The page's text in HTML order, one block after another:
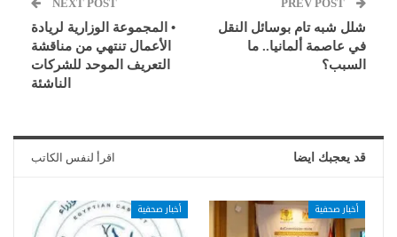
شلل شبه تام بوسائل النقل
في عاصمة ألمانيا.. ما
السبب؟
NEXT POST
• المجموعة الوزارية لريادة
الأعمال تنتهي من مناقشة
التعريف الموحد للشركات
الناشئة
قد يعجبك ايضا اقرأ لنفس الكاتب
أخبار صحفية أخبار صحفية